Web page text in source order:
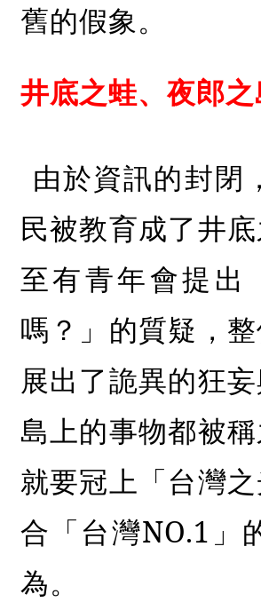
舊的假象。
井底之蛙、夜郎
由於資訊的封閉
民被教育成了井
至有青年會提出
嗎？」的質疑，
展出了詭異的狂
島上的事物都被
就要冠上「台灣
合「台灣NO.1」
為。